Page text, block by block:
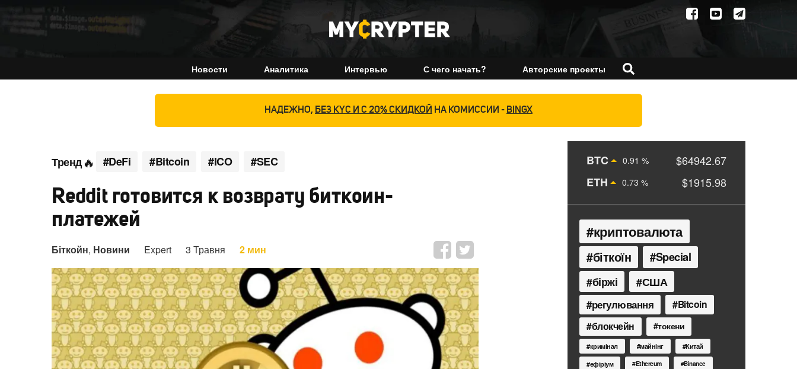
Новости Аналитика Интервью С чего начать? Авторские проекты
НАДЕЖНО, БЕЗ KYC И С 20% СКИДКОЙ НА КОМИССИИ - BINGX
Тренд #DeFi #Bitcoin #ICO #SEC
Reddit готовится к возврату биткоин-
платежей
Біткойн, Новини Expert 3 Травня 2 мин
BTC 0.91 %
$64942.67
ETH
0.73 % $1915.98
криптовалюта
біткоїн Special
біржі США
регулювання Bitcoin
блокчейн токени
кримінал майнінг
Китай
ефіріум
Ethereum Binance